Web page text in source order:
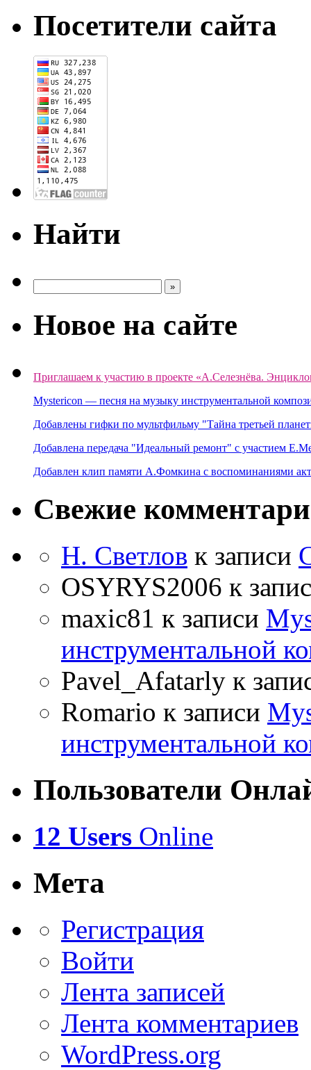
Посетители сайта
Найти
Новое на сайте
Приглашаем к участию в проекте «А.Селезнёва.
Mystericon — песня на музыку инструментальной
Добавлены гифки по мультфильму "Тайна третьей
Добавлена передача "Идеальный ремонт" с участием
Добавлен клип памяти А.Фомкина с воспоминаниями
Свежие
Н. Светлов к записи
OSYRYS2006 к
maxic81 к записи
инструментальной
Pavel_Afatarly к
Romario к записи
инструментальной
Пользователи
12 Users Online
Мета
Регистрация
Войти
Лента записей
Лента комментариев
WordPress.org